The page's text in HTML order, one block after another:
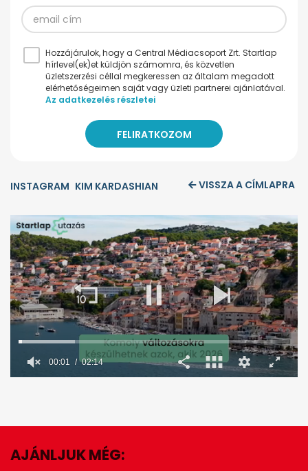
Hozzájárulok, hogy a Central Médiacsoport Zrt. Startlap
hírlevel(ek)et küldjön számomra, és közvetlen
üzletszerzési céllal megkeressen az általam megadott
elérhetőségeimen saját vagy üzleti partnerei ajánlatával.
Az adatkezelés részletei
INSTAGRAM KIM KARDASHIAN VISSZA A CÍMLAPRA
minutes,
seconds
00:02 02:14
EZ IS ÉRDEKELHET
AJÁNLJUK MÉG: